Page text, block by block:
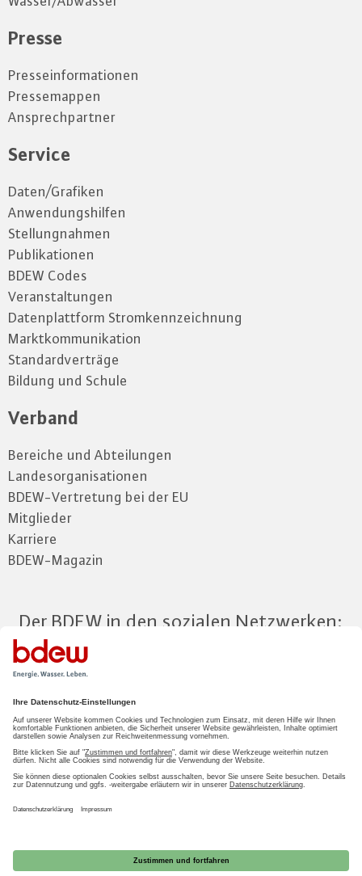
Presse
Presseinformationen
Pressemappen
Ansprechpartner
Service
Daten/Grafiken
Anwendungshilfen
Stellungnahmen
Publikationen
BDEW Codes
Veranstaltungen
Datenplattform Stromkennzeichnung
Marktkommunikation
Standardverträge
Bildung und Schule
Verband
Bereiche und Abteilungen
Landesorganisationen
BDEW-Vertretung bei der EU
Mitglieder
Karriere
BDEW-Magazin
Der BDEW in den sozialen Netzwerken:
Zum Mitgliederbereich
LOGIN
2026 BDEW